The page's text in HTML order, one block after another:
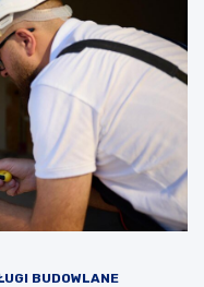
BUDOWLANE